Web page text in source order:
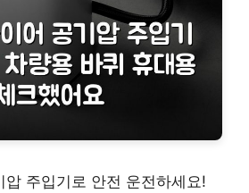
압 주입기로 안전 운전하세요!